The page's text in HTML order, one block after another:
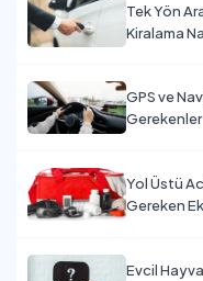
Tek Yön
Kiralama
GPS ve
Gerekenler
Yol Üstü
Gereken
Evcil